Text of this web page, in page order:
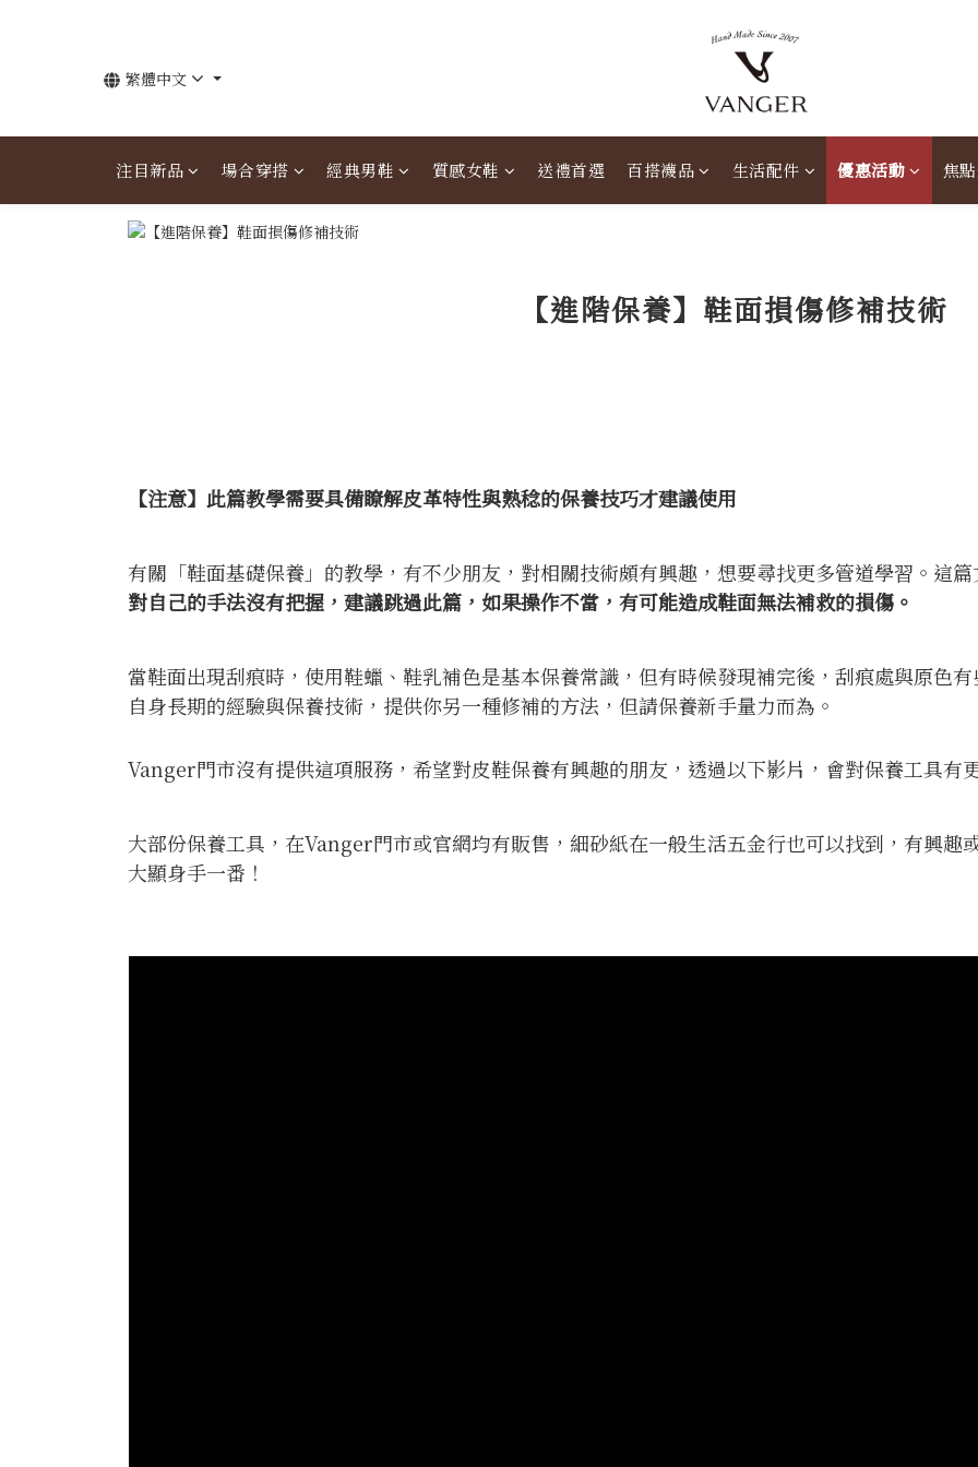
注目新品 場合穿搭 經典男鞋 質感女鞋 送禮首選 百搭襪品 生活配件 優惠活動 焦
繁體中文
【進階保養】鞋面損傷修補技術
【注意】此篇教學需要具備瞭解皮革特性與熟稔的保養技巧才建議使用
有關「鞋面基礎保養」的教學，有不少朋友，對相關技術頗有興趣，想要尋找更多管道學習。這
對自己的手法沒有把握，建議跳過此篇，如果操作不當，有可能造成鞋面無法補救的損傷。
當鞋面出現刮痕時，使用鞋蠟、鞋乳補色是基本保養常識，但有時候發現補完後，刮痕處與原色
自身長期的經驗與保養技術，提供你另一種修補的方法，但請保養新手量力而為。
Vanger門市沒有提供這項服務，希望對皮鞋保養有興趣的朋友，透過以下影片，會對保養工具有
大部份保養工具，在Vanger門市或官網均有販售，細砂紙在一般生活五金行也可以找到，有興趣
大顯身手一番！